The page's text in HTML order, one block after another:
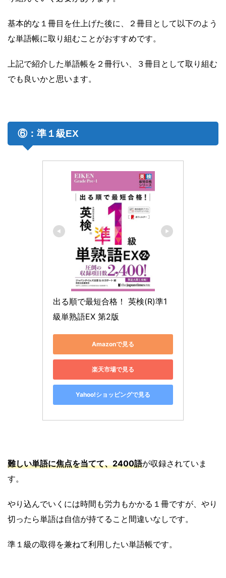
基本的な１冊目を仕上げた後に、２冊目として以下のよう
な単語帳に取り組むことがおすすめです。
上記で紹介した単語帳を２冊行い、３冊目として取り組む
でも良いかと思います。
⑥：準１級EX
出る順で最短合格！ 英検(R)準1
級単熟語EX 第2版
Amazonで見る
楽天市場で見る
Yahoo!ショッピングで見る
難しい単語に焦点を当てて、2400語が収録されていま
す。
やり込んでいくには時間も労力もかかる１冊ですが、やり
切ったら単語は自信が持てること間違いなしです。
準１級の取得を兼ねて利用したい単語帳です。